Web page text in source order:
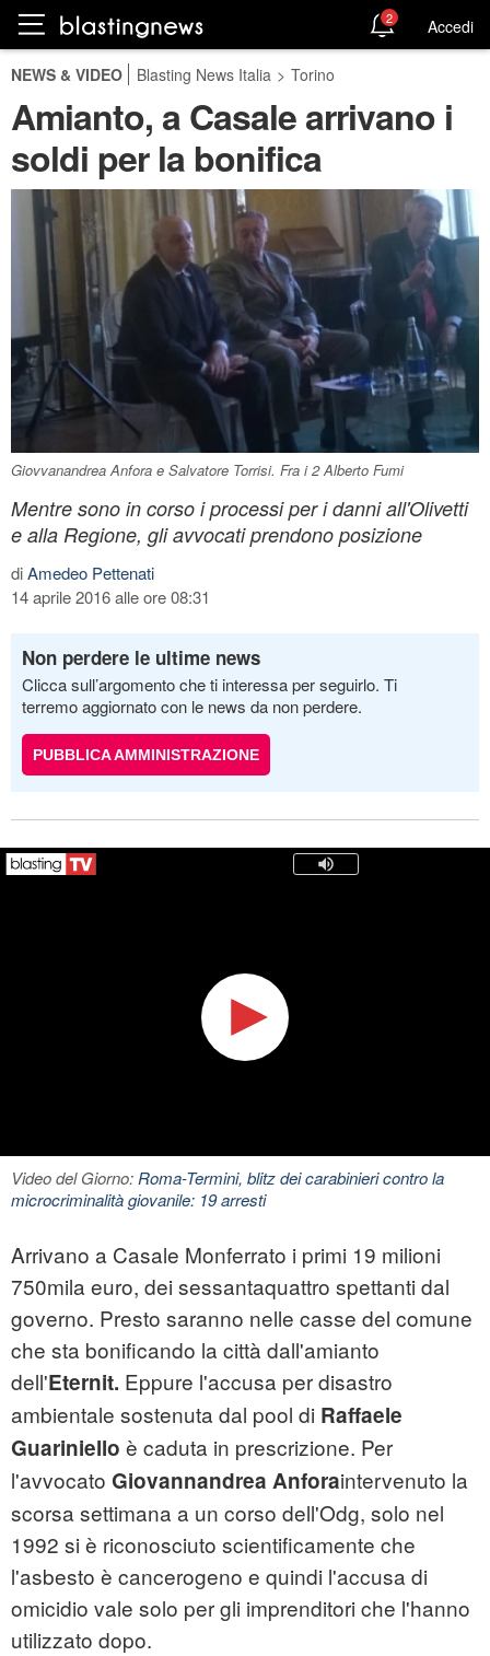
2 Accedi
NEWS & VIDEO Blasting News Italia > Torino
Amianto, a Casale arrivano i
soldi per la bonifica
Giovvanandrea Anfora e Salvatore Torrisi. Fra i 2 Alberto Fumi
Mentre sono in corso i processi per i danni all'Olivetti
e alla Regione, gli avvocati prendono posizione
diAmedeo Pettenati
14 aprile 2016 alle ore 08:31
Non perdere le ultime news
Clicca sull’argomento che ti interessa per seguirlo. Ti
terremo aggiornato con le news da non perdere.
PUBBLICA AMMINISTRAZIONE
Video del Giorno:Roma-Termini, blitz dei carabinieri contro la
microcriminalità giovanile: 19 arresti
Arrivano a Casale Monferrato i primi 19 milioni
750mila euro, dei sessantaquattro spettanti dal
governo. Presto saranno nelle casse del comune
che sta bonificando la città dall'amianto
dell'Eternit. Eppure l'accusa per disastro
ambientale sostenuta dal pool di Raffaele
Guariniello è caduta in prescrizione. Per
l'avvocato Giovannandrea Anforaintervenuto la
scorsa settimana a un corso dell'Odg, solo nel
1992 si è riconosciuto scientificamente che
l'asbesto è cancerogeno e quindi l'accusa di
omicidio vale solo per gli imprenditori che l'hanno
utilizzato dopo.